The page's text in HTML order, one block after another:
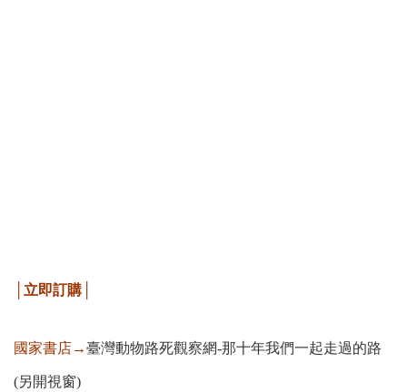
│立即訂購│
國家書店→臺灣動物路死觀察網-那十年我們一起走過的路
(另開視窗)